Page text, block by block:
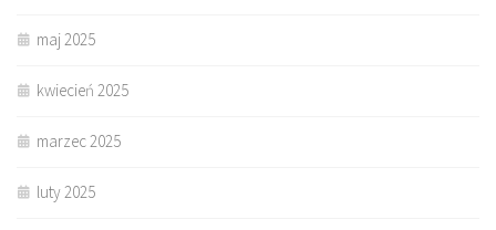
maj 2025
kwiecień 2025
marzec 2025
luty 2025